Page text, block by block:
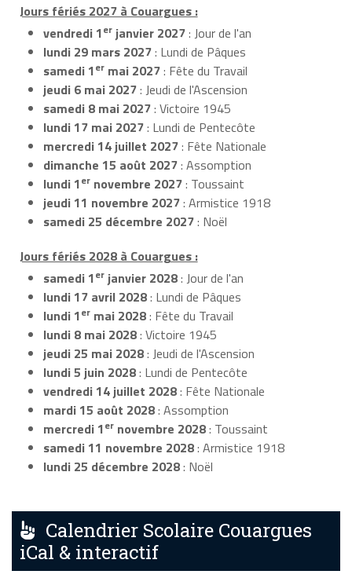
Jours fériés 2027 à Couargues :
vendredi 1er janvier 2027: Jour de l'an
lundi 29 mars 2027: Lundi de Pâques
samedi 1er mai 2027: Fête du Travail
jeudi 6 mai 2027: Jeudi de l'Ascension
samedi 8 mai 2027: Victoire 1945
lundi 17 mai 2027: Lundi de Pentecôte
mercredi 14 juillet 2027: Fête Nationale
dimanche 15 août 2027: Assomption
lundi 1er novembre 2027: Toussaint
jeudi 11 novembre 2027: Armistice 1918
samedi 25 décembre 2027: Noël
Jours fériés 2028 à Couargues :
samedi 1er janvier 2028: Jour de l'an
lundi 17 avril 2028: Lundi de Pâques
lundi 1er mai 2028: Fête du Travail
lundi 8 mai 2028: Victoire 1945
jeudi 25 mai 2028: Jeudi de l'Ascension
lundi 5 juin 2028: Lundi de Pentecôte
vendredi 14 juillet 2028: Fête Nationale
mardi 15 août 2028: Assomption
mercredi 1er novembre 2028: Toussaint
samedi 11 novembre 2028: Armistice 1918
lundi 25 décembre 2028: Noël
Calendrier Scolaire Couargues
iCal & interactif